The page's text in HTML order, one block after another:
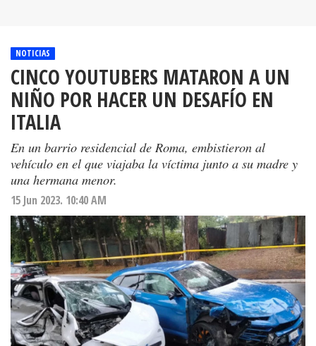
NOTICIAS
CINCO YOUTUBERS MATARON A UN
NIÑO POR HACER UN DESAFÍO EN
ITALIA
En un barrio residencial de Roma, embistieron al
vehículo en el que viajaba la víctima junto a su madre y
una hermana menor.
15 Jun 2023. 10:40 AM